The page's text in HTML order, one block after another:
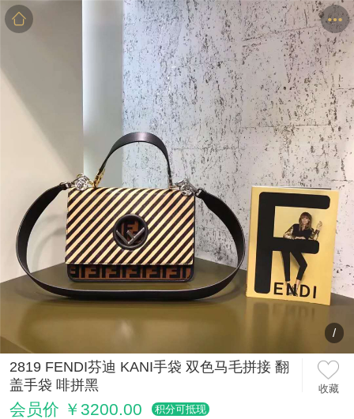
商品 详情 评价
/
2819 FENDI芬迪 KANI手袋 双色马毛拼接 翻
盖手袋 啡拼黑
收藏
会员价 ￥3200.00 积分可抵现